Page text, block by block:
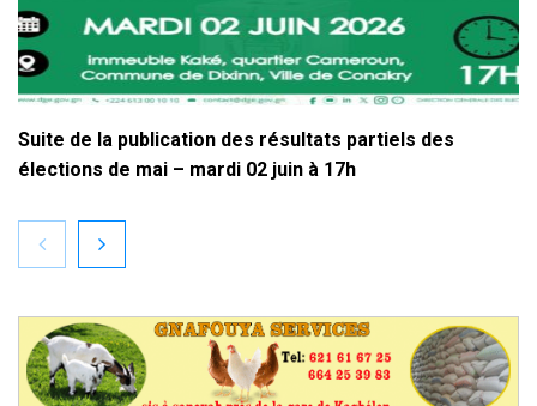
Suite de la publication des résultats partiels des
élections de mai – mardi 02 juin à 17h